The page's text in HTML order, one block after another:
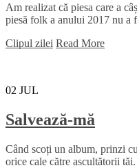
Am realizat că piesa care a
piesă folk a anului 2017 nu a
Clipul zilei Read More
02 JUL
Salvează-mă
Când scoți un album, prinzi
orice cale către ascultătorii